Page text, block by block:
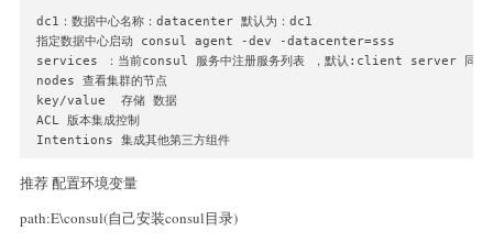
dc1：数据中心名称：datacenter 默认为：dc1
指定数据中心启动 consul agent -dev -datacenter=sss
services ：当前consul 服务中注册服务列表 ，默认:client server 同时启
nodes 查看集群的节点
key/value  存储 数据
ACL 版本集成控制
推荐 配置环境变量
path:E\consul(自己安装consul目录)